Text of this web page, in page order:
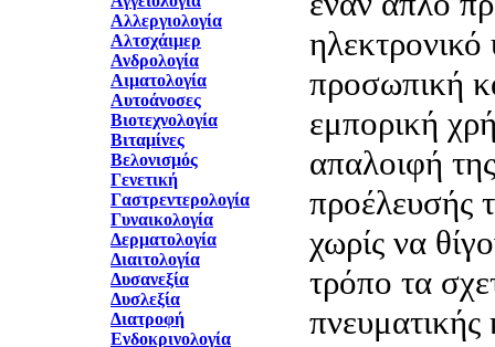
Αλλεργιολογία
Αλτσχάιμερ
Ανδρολογία
Αιματολογία
Αυτοάνοσες
Βιοτεχνολογία
Βιταμίνες
Βελονισμός
Γενετική
Γαστρεντερολογία
Γυναικολογία
Δερματολογία
Διαιτολογία
Δυσανεξία
Δυσλεξία
Διατροφή
Ενδοκρινολογία
ηλεκτρονικό
προσωπική
εμπορική
απαλοιφή
προέλευσής
χωρίς να
τρόπο τα
πνευματικής